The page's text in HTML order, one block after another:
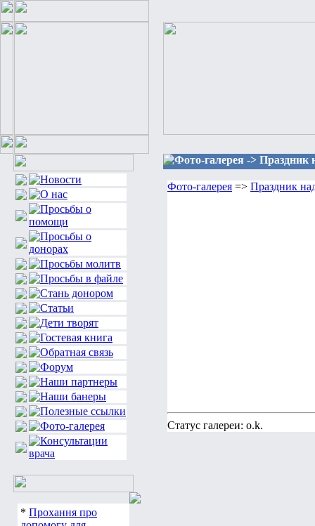
* Прохання про
Фото-галерея -> Праздник
Фото-галерея => Праздник
Статус галереи: o.k.